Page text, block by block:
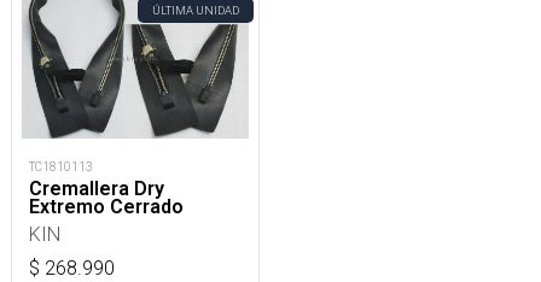
ÚLTIMA UNIDAD
TC1810113
Cremallera Dry
Extremo Cerrado
KIN
$ 268.990